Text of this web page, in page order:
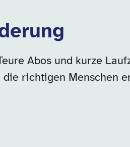
Abos und kurze
richtigen Menschen